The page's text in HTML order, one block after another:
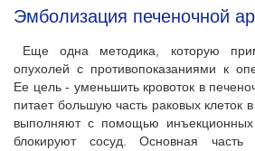
Эмболизация печеночной
Еще одна методика, которую
опухолей с противопоказаниями к
Ее цель - уменьшить кровоток в
питает большую часть раковых клеток
выполняют с помощью инъекционных
блокируют сосуд. Основная часть